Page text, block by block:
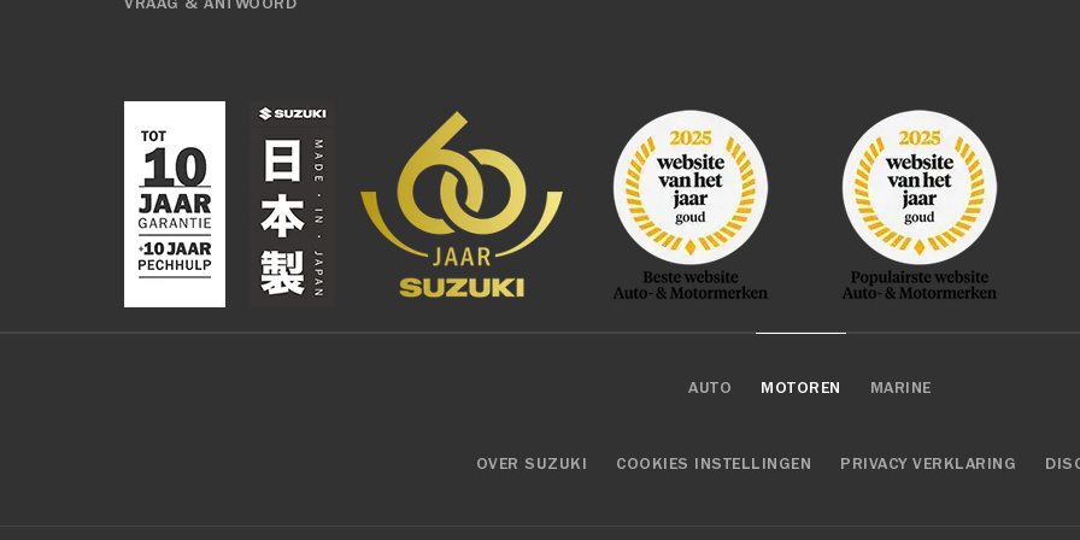
AUTO MOTOREN MARINE
OVER SUZUKI COOKIES INSTELLINGEN PRIVACY VERKLARING